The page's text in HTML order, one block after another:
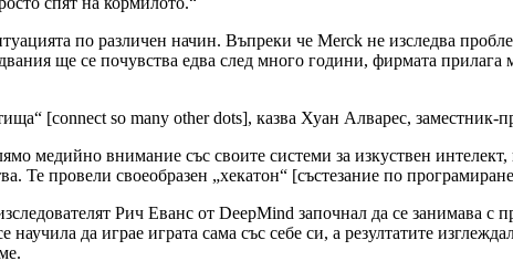
по различен начин. Въпреки че Merck не изследва
ще се почувства едва след много години, фирмата
[connect so many other dots], казва Хуан Алварес, заместник-
медийно внимание със своите системи за изкуствен
Те провели своеобразен „хекатон“ [състезание по
Рич Еванс от DeepMind започнал да се занимава с
научила да играе играта сама със себе си, а резултатите